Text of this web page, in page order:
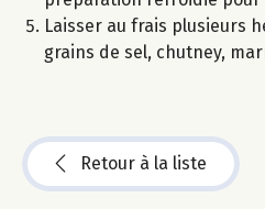
Laisser au frais plusieurs
grains de sel, chutney,
Retour à la liste